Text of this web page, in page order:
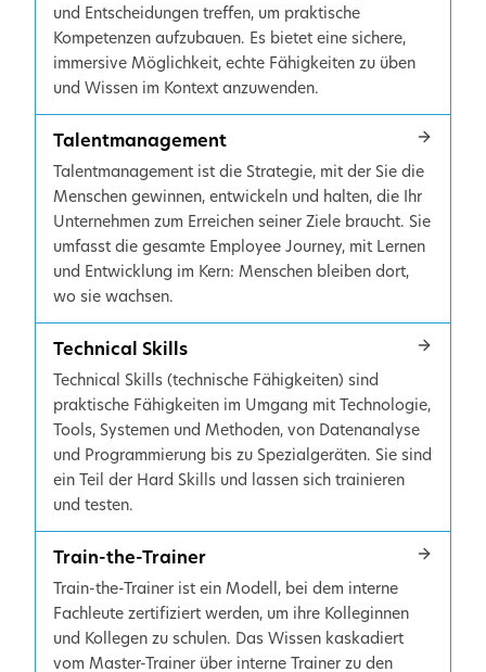
und Entscheidungen treffen, um praktische
Kompetenzen aufzubauen. Es bietet eine sichere,
immersive Möglichkeit, echte Fähigkeiten zu üben
und Wissen im Kontext anzuwenden.
Talentmanagement
Talentmanagement ist die Strategie, mit der Sie die
Menschen gewinnen, entwickeln und halten, die Ihr
Unternehmen zum Erreichen seiner Ziele braucht. Sie
umfasst die gesamte Employee Journey, mit Lernen
und Entwicklung im Kern: Menschen bleiben dort,
wo sie wachsen.
Technical Skills
Technical Skills (technische Fähigkeiten) sind
praktische Fähigkeiten im Umgang mit Technologie,
Tools, Systemen und Methoden, von Datenanalyse
und Programmierung bis zu Spezialgeräten. Sie sind
ein Teil der Hard Skills und lassen sich trainieren
und testen.
Train-the-Trainer
Train-the-Trainer ist ein Modell, bei dem interne
Fachleute zertifiziert werden, um ihre Kolleginnen
und Kollegen zu schulen. Das Wissen kaskadiert
vom Master-Trainer über interne Trainer zu den